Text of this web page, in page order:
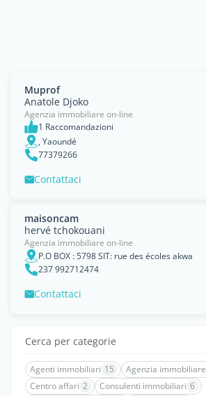
Muprof
Anatole Djoko
Agenzia immobiliare on-line
1 Raccomandazioni
, Yaoundé
77379266
Contattaci
maisoncam
hervé tchokouani
Agenzia immobiliare on-line
P.O BOX : 5798 SIT: rue des écoles akwa
237 992712474
Contattaci
Cerca per categorie
Agenti immobiliari 15 Agenzia immobiliare
Centro affari 2 Consulenti immobiliari 6